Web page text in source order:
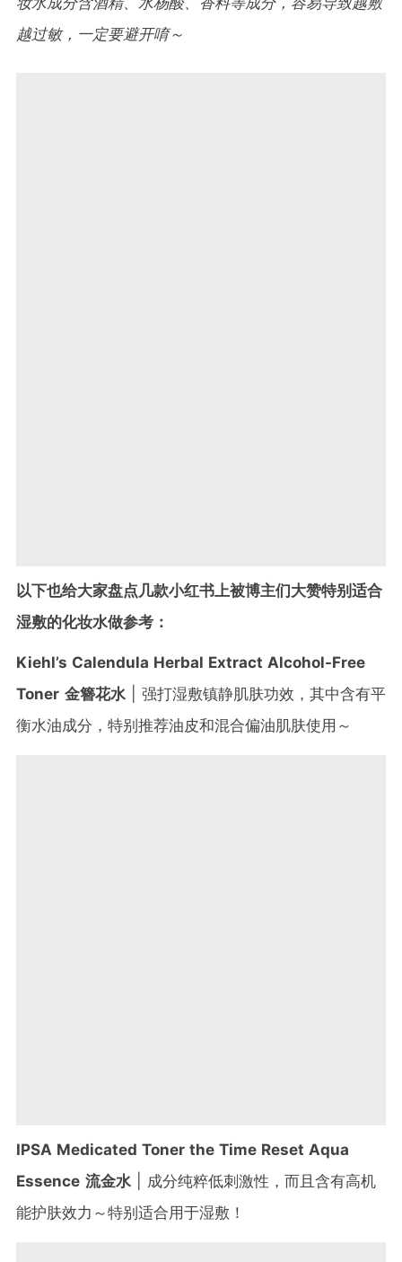
越过敏，一定要避开唷～
以下也给大家盘点几款小红书上被博主们大赞特别适合
湿敷的化妆水做参考：
Kiehl’s Calendula Herbal Extract Alcohol-Free
Toner 金簪花水 | 强打湿敷镇静肌肤功效，其中含有平
衡水油成分，特别推荐油皮和混合偏油肌肤使用～
IPSA Medicated Toner the Time Reset Aqua
Essence 流金水 | 成分纯粹低刺激性，而且含有高机
能护肤效力～特别适合用于湿敷！